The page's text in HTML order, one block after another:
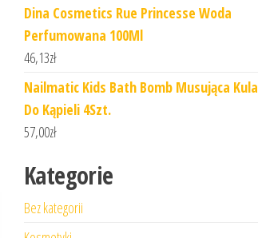
Dina Cosmetics Rue Princesse Woda
Perfumowana 100Ml
46,13zł
Nailmatic Kids Bath Bomb Musująca Kula
Do Kąpieli 4Szt.
57,00zł
Kategorie
Bez kategorii